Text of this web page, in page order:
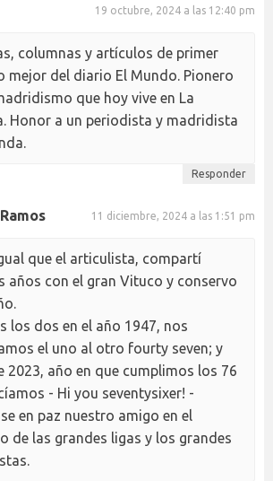
19 octubre, 2024 a las 12:40 pm
columnas y artículos de primer
mejor del diario El Mundo. Pionero
que hoy vive en La
Honor a un periodista y madridista
Responder
11 diciembre, 2024 a las 1:51 pm
que el articulista, compartí
años con el gran Vituco y conservo
los dos en el año 1947, nos
el uno al otro fourty seven; y
2023, año en que cumplimos los 76
- Hi you seventysixer! -
en paz nuestro amigo en el
de las grandes ligas y los grandes